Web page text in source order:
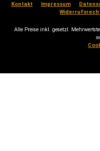
Kontakt Impressum
Alle Preise inkl. gesetzl.